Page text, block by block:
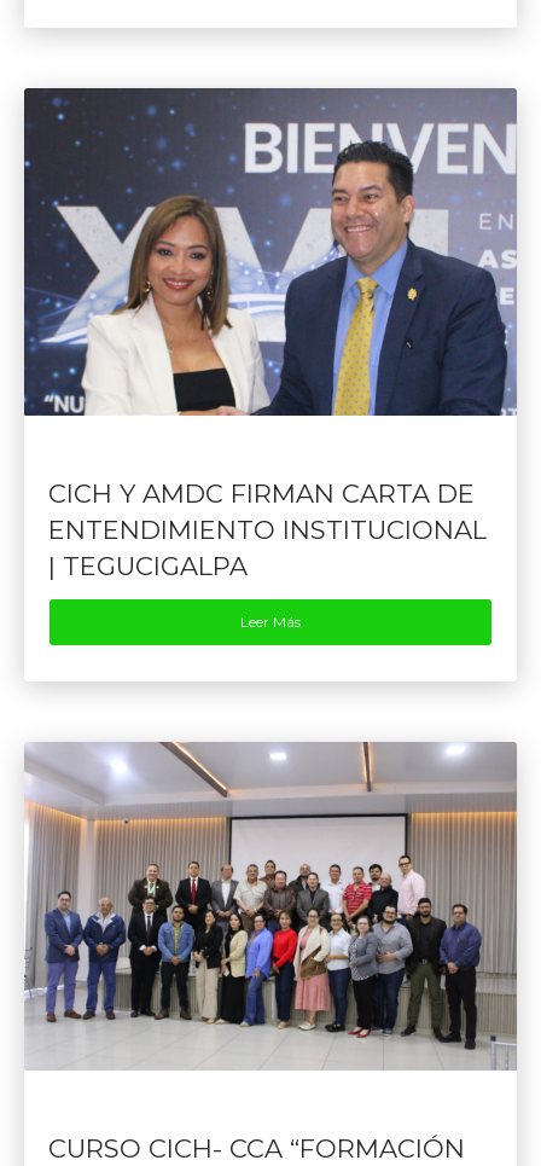
CICH Y AMDC FIRMAN CARTA DE
ENTENDIMIENTO INSTITUCIONAL
| TEGUCIGALPA
Leer Más
CURSO CICH- CCA “FORMACIÓN